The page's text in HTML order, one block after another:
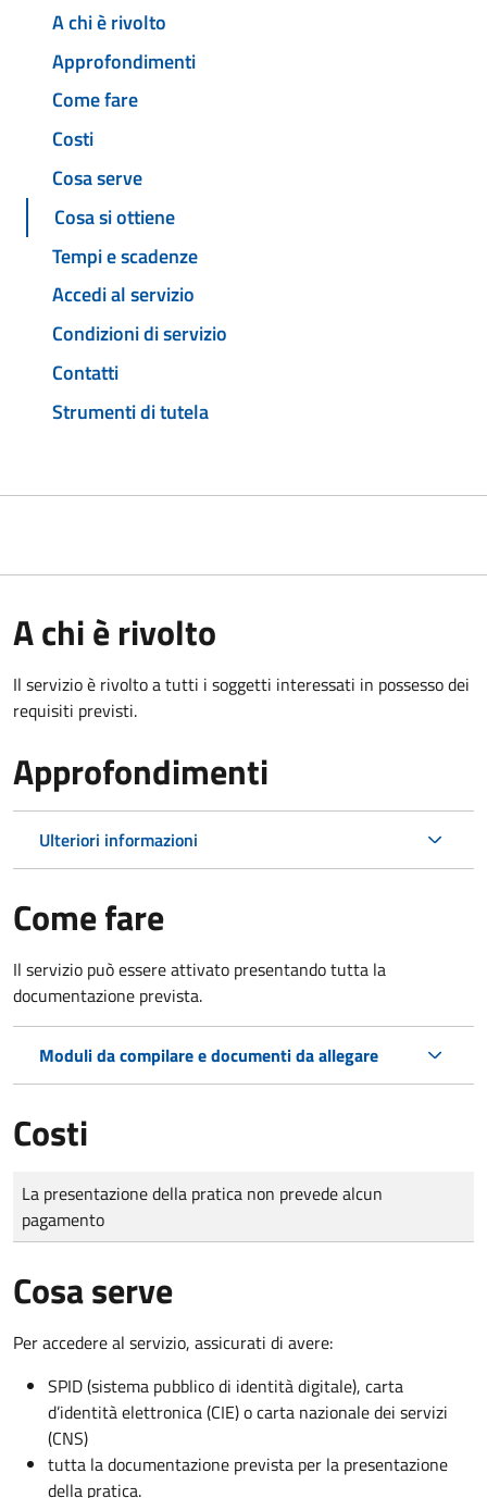
A chi è rivolto
Approfondimenti
Come fare
Costi
Cosa serve
Cosa si ottiene
Tempi e scadenze
Accedi al servizio
Condizioni di servizio
Contatti
Strumenti di tutela
A chi è rivolto
Il servizio è rivolto a tutti i soggetti interessati in possesso dei
requisiti previsti.
Approfondimenti
Ulteriori informazioni
Come fare
Il servizio può essere attivato presentando tutta la
documentazione prevista.
Moduli da compilare e documenti da allegare
Costi
Tipo di pagamento
Importo
La presentazione della pratica non prevede alcun
pagamento
Cosa serve
Per accedere al servizio, assicurati di avere:
SPID (sistema pubblico di identità digitale), carta
d’identità elettronica (CIE) o carta nazionale dei servizi
(CNS)
tutta la documentazione prevista per la presentazione
della pratica.